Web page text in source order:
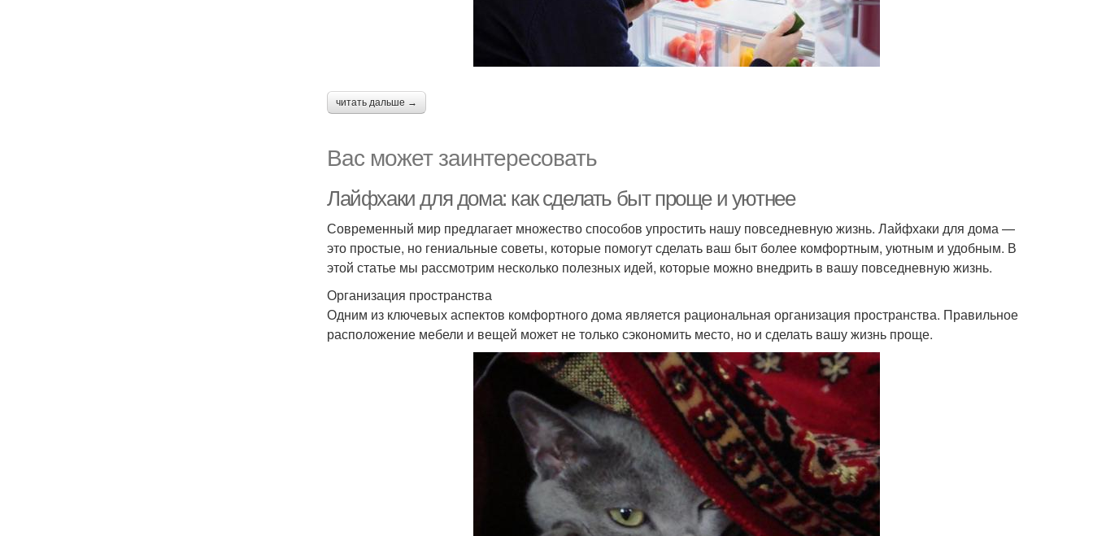
читать дальше →
Вас может заинтересовать
Лайфхаки для дома: как сделать быт проще и уютнее
Современный мир предлагает множество способов упростить нашу повседневную жизнь. Лайфхаки для дома —
это простые, но гениальные советы, которые помогут сделать ваш быт более комфортным, уютным и удобным. В
этой статье мы рассмотрим несколько полезных идей, которые можно внедрить в вашу повседневную жизнь.
Организация пространства
Одним из ключевых аспектов комфортного дома является рациональная организация пространства. Правильное
расположение мебели и вещей может не только сэкономить место, но и сделать вашу жизнь проще.